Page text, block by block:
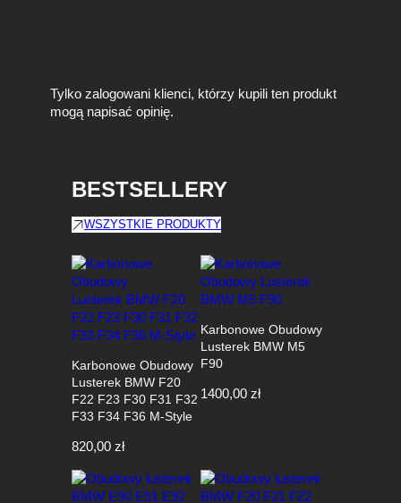
Tylko zalogowani klienci, którzy kupili ten produkt
mogą napisać opinię.
BESTSELLERY
WSZYSTKIE PRODUKTY
Karbonowe Obudowy
Lusterek BMW F20
F22 F23 F30 F31 F32
F33 F34 F36 M-Style
820,00 zł
Karbonowe Obudowy
Lusterek BMW M5
F90
1400,00 zł